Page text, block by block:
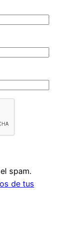
spam.
de tus